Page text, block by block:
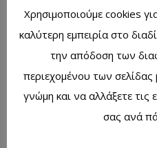
Σαπούνι χειροποίητο
Χρησιμοποιούμε cookies
καλύτερη εμπειρία στο
την απόδοση των
περιεχομένου των
γνώμη και να αλλάξετε τις
σας ανά